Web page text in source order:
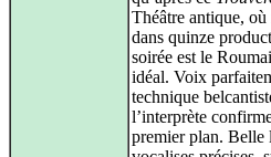
Théâtre antique,
dans quinze
soirée est le
idéal. Voix
technique
l’interprète
premier plan. Belle